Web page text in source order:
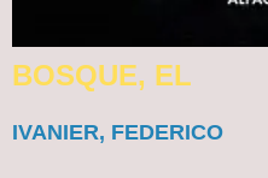
BOSQUE, EL
IVANIER, FEDERICO